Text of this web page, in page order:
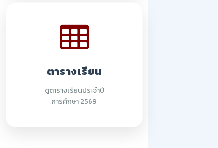
ตารางเรียน
ดูตารางเรียนประจำปี
การศึกษา 2569